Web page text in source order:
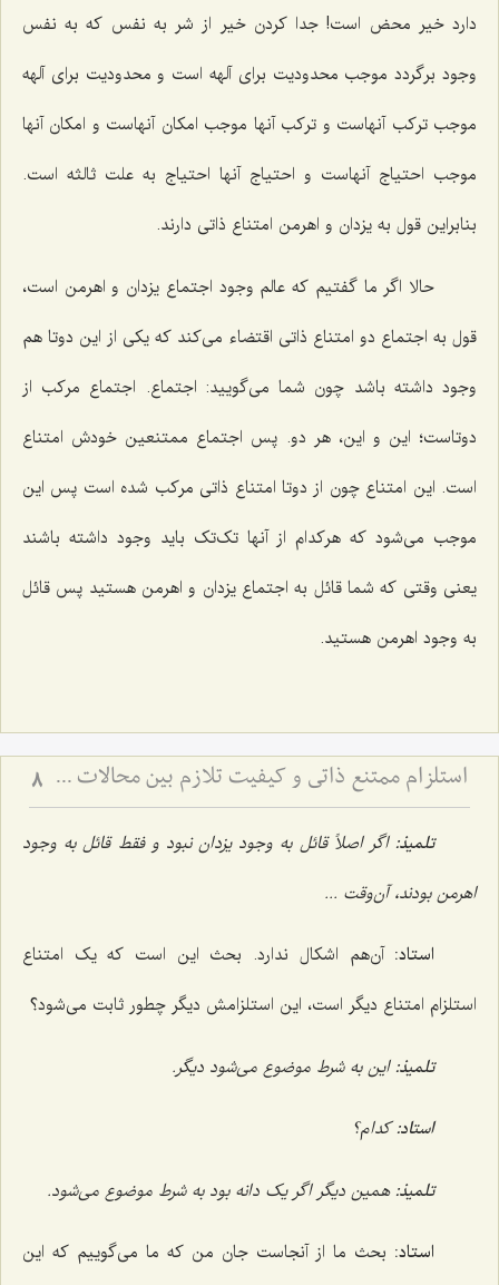
دارد خیر محض است! جدا کردن خیر از شر به نفس که به نفس
وجود برگردد موجب محدودیت براى آلهه است و محدودیت براى آلهه
موجب ترکب آنهاست و ترکب آنها موجب امکان آنهاست و امکان آنها
موجب احتیاج آنهاست و احتیاج آنها احتیاج به علت ثالثه است.
بنابراین قول به یزدان و اهرمن امتناع ذاتى دارند.
حالا اگر ما گفتیم که عالم وجود اجتماع یزدان و اهرمن است،
قول به اجتماع دو امتناع ذاتى اقتضاء مى‌کند که یکى از این دوتا هم
وجود داشته باشد چون شما مى‌گویید: اجتماع. اجتماع مرکب از
دوتاست؛ این و این، هر دو. پس اجتماع ممتنعین خودش امتناع
است. این امتناع چون از دوتا امتناع ذاتى مرکب شده است پس این
موجب مى‌شود که هرکدام از آنها تک‌تک باید وجود داشته باشند
یعنى وقتى که شما قائل به اجتماع یزدان و اهرمن هستید پس قائل
به وجود اهرمن هستید.
استلزام ممتنع ذاتی و کیفیت تلازم بین محالات - بررسی منطقی رابطه میان امور محال و تبیین تلازم‌های عقلی 8
تلمیذ:اگر اصلاً قائل به وجود یزدان نبود و فقط قائل به وجود
اهرمن بودند، آن‌وقت ...
استاد: آن‌هم اشکال ندارد. بحث این است که یک امتناع
استلزام امتناع دیگر است، این استلزامش دیگر چطور ثابت مى‌شود؟
تلمیذ:این به شرط موضوع مى‌شود دیگر.
استاد:کدام؟
تلمیذ:همین دیگر اگر یک دانه بود به شرط موضوع مى‌شود.
استاد: بحث ما از آنجاست جان من که ما مى‌گوییم که این